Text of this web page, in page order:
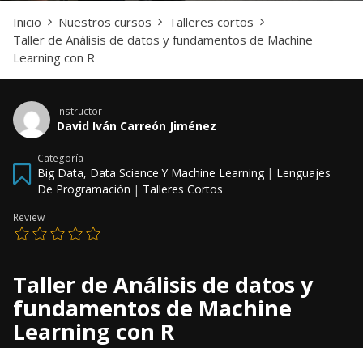
Inicio Nuestros cursos
Talleres cortos
Taller de Análisis de datos y fundamentos de Machine
Learning con R
Instructor
David Iván Carreón Jiménez
Categoría
Big Data, Data Science Y Machine Learning | Lenguajes
De Programación | Talleres Cortos
Review
Taller de Análisis de datos y
fundamentos de Machine
Learning con R